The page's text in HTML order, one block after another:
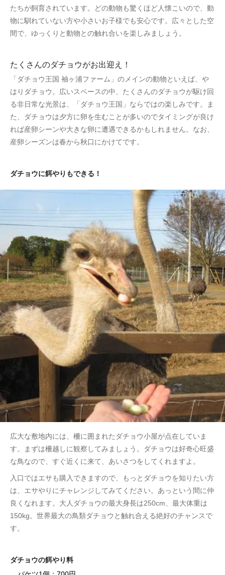
たちが飼育されています。どの動物も驚くほど人懐こいので、動
物に馴れていない方や小さいお子様でも安心です。広々とした空
間で、ゆっくりと動物との触れ合いを楽しみましょう。
たくさんのダチョウがお出迎え！
「ダチョウ王国 袖ヶ浦ファーム」のメインの動物といえば、や
はりダチョウ。広いスペースの中、たくさんのダチョウが駆け回
る非日常な光景は、「ダチョウ王国」ならではの楽しみです。ま
た、ダチョウは夕方に卵を生むことが多いのでタイミングが良け
れば産卵シーンや大きな卵に遭遇できるかもしれません。なお、
産卵シーズンは春から秋口にかけてです。
ダチョウに餌やりもできる！
広大な敷地内には、柵に囲まれたダチョウ小屋が点在していま
す。まずは柵越しに観察してみましょう。ダチョウは好奇心旺盛
な鳥なので、すぐ近くに来て、あいさつをしてくれますよ。
入口ではエサも購入できますので、もっとダチョウを知りたい方
は、エサやりにチャレンジしてみてください。あっという間に仲
良くなれます。大人ダチョウの最大身長は250cm、最大体重は
150kg。世界最大の鳥類ダチョウと触れ合える絶好のチャンスで
す。
ダチョウの餌やり料